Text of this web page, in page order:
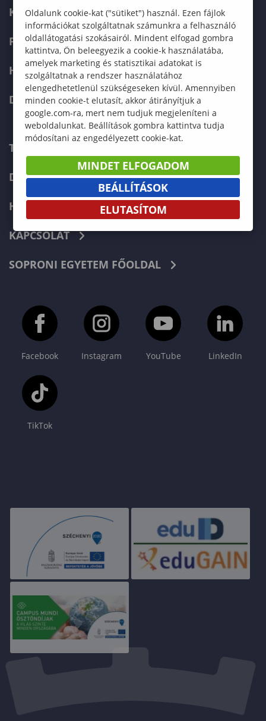
KÉPZÉSEK
FELVÉTELIZŐKNEK
HALLGATÓKNAK
DOKTORI ISKOLA
TELEFONKÖNYV
DOKUMENTUMOK
HÍREK
KAPCSOLAT
SOPRONI EGYETEM FŐOLDAL
Facebook Instagram YouTube LinkedIn
TikTok
Oldalunk cookie-kat ("sütiket") használ. Ezen fájlok
információkat szolgáltatnak számunkra a felhasználó
oldallátogatási szokásairól. Mindent elfogad gombra
kattintva, Ön beleegyezik a cookie-k használatába,
amelyek marketing és statisztikai adatokat is
szolgáltatnak a rendszer használatához
elengedhetetlenül szükségeseken kívül. Amennyiben
minden cookie-t elutasít, akkor átirányítjuk a
google.com-ra, mert nem tudjuk megjeleníteni a
weboldalunkat. Beállítások gombra kattintva tudja
módosítani az engedélyezett cookie-kat.
MINDET ELFOGADOM
BEÁLLÍTÁSOK
ELUTASÍTOM